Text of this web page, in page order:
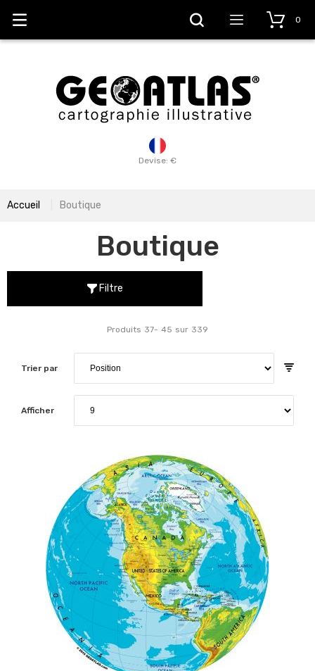
Devise: €
0
Accueil Boutique
Boutique
Filtre
Trier par
Produits 37- 45 sur 339
Afficher